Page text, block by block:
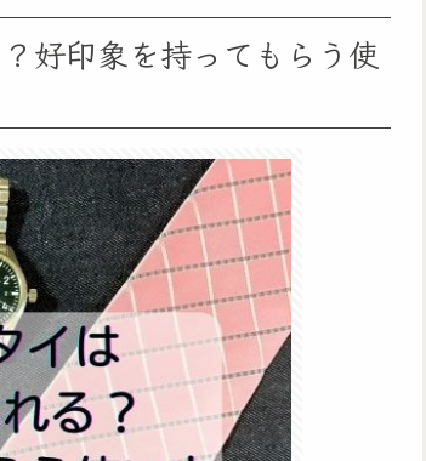
好印象を持ってもらう使